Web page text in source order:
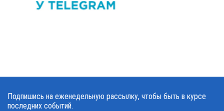
Подпишись на еженедельную рассылку, чтобы быть в курсе
последних событий.